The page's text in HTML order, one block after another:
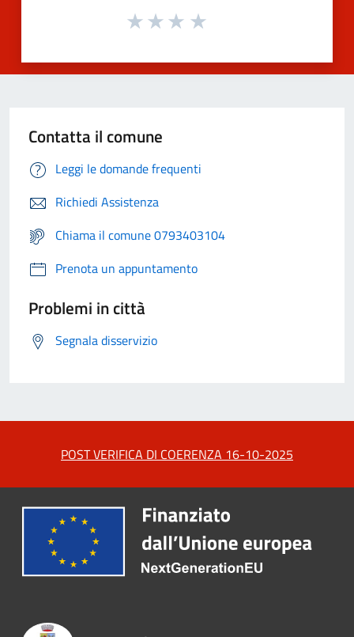
Contatta il comune
Leggi le domande frequenti
Richiedi Assistenza
Chiama il comune 0793403104
Prenota un appuntamento
Problemi in città
Segnala disservizio
POST VERIFICA DI COERENZA 16-10-2025